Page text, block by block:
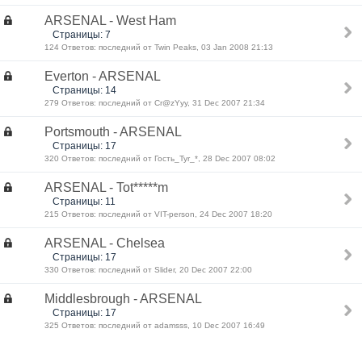
ARSENAL - West Ham
Страницы: 7
124 Ответов: последний от Twin Peaks, 03 Jan 2008 21:13
Everton - ARSENAL
Страницы: 14
279 Ответов: последний от Cr@zYyy, 31 Dec 2007 21:34
Portsmouth - ARSENAL
Страницы: 17
320 Ответов: последний от Гость_Tyr_*, 28 Dec 2007 08:02
ARSENAL - Tot*****m
Страницы: 11
215 Ответов: последний от VIT-person, 24 Dec 2007 18:20
ARSENAL - Chelsea
Страницы: 17
330 Ответов: последний от Slider, 20 Dec 2007 22:00
Middlesbrough - ARSENAL
Страницы: 17
325 Ответов: последний от adamsss, 10 Dec 2007 16:49